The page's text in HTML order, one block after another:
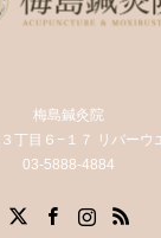
梅島鍼灸院
丁目６−１７ リバーウ
03-5888-4884